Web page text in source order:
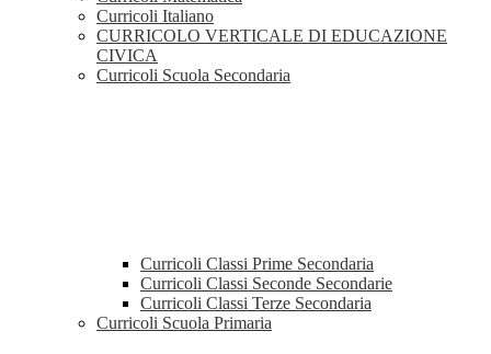
Curricoli Italiano
CURRICOLO VERTICALE DI EDUCAZIONE
CIVICA
Curricoli Scuola Secondaria
Curricoli Classi Prime Secondaria
Curricoli Classi Seconde Secondarie
Curricoli Classi Terze Secondaria
Curricoli Scuola Primaria